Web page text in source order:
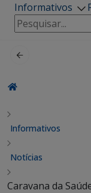
Informativos
Pesquisar
por:
Informativos
Notícias
Caravana da